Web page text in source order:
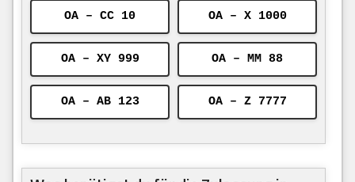
OA – CC 10 OA – X 1000
OA – XY 999 OA – MM 88
OA – AB 123 OA – Z 7777